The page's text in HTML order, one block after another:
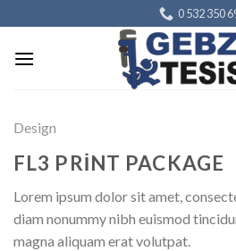
to
content
0 532 350
Design
FL3 PRINT PACKAGE
Lorem ipsum dolor sit amet,
diam nonummy nibh euismod
magna aliquam erat volutpat.